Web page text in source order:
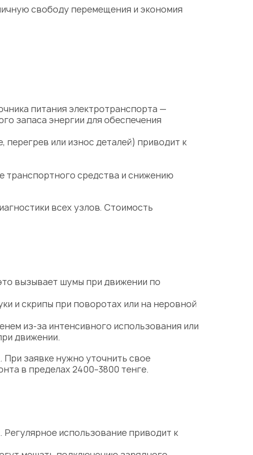
свободу перемещения и экономия
питания электротранспорта —
запаса энергии для обеспечения
или износ деталей) приводит к
транспортного средства и снижению
всех узлов. Стоимость
вызывает шумы при движении по
и скрипы при поворотах или на неровной
из-за интенсивного использования или
движении.
заявке нужно уточнить свое
в пределах 2400–3800 тенге.
использование приводит к